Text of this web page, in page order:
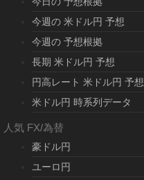
今週の 米ドル円 予想
今週の 予想根拠
長期 米ドル円 予想
円高レート 米ドル円 予想
米ドル円 時系列データ
人気 FX/為替
豪ドル円
ユーロ円